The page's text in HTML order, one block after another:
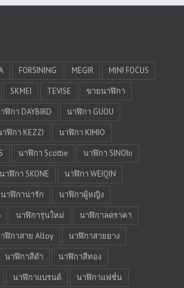
FORSINING MEGIR
MINI FOCUS
SKMEI TEVISE
ขายนาฬิกา
ฬิกา DAYBIRD
นาฬิกา GUOU
ฬิกา KEZZI
นาฬิกา KIMIO
นาฬิกา Scottie
นาฬิกา SINObi
นาฬิกา SKONE
นาฬิกา WEIQIN
นาฬิกาน่ารัก
นาฬิกาผู้หญิง
นาฬิการุ่นใหม่
นาฬิกาลดราคา
ฬิกาสาย Alloy
นาฬิกาสายยาง
นาฬิกาสีดำ
นาฬิกาสีทอง
นาฬิกาแบรนด์
นาฬิกาแฟชั่น